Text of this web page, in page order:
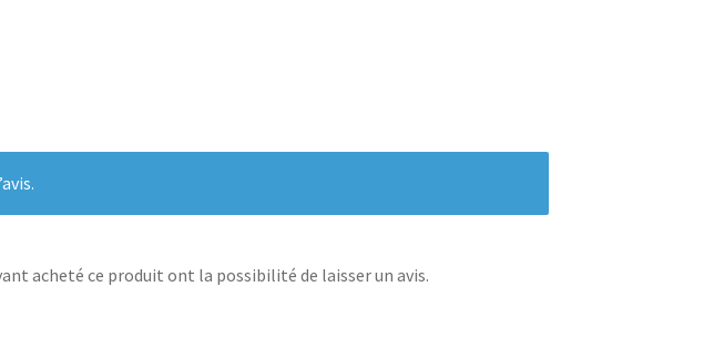
acheté ce produit ont la possibilité de laisser un avis.